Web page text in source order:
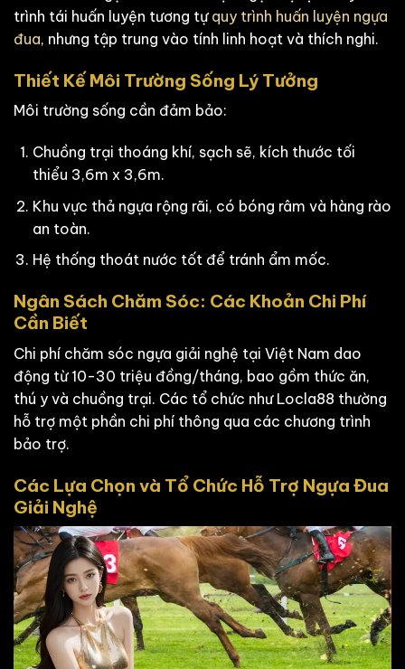
trình tái huấn luyện tương tự quy trình huấn luyện ngựa
đua, nhưng tập trung vào tính linh hoạt và thích nghi.
Thiết Kế Môi Trường Sống Lý Tưởng
Môi trường sống cần đảm bảo:
Chuồng trại thoáng khí, sạch sẽ, kích thước tối
thiểu 3,6m x 3,6m.
Khu vực thả ngựa rộng rãi, có bóng râm và hàng rào
an toàn.
Hệ thống thoát nước tốt để tránh ẩm mốc.
Ngân Sách Chăm Sóc: Các Khoản Chi Phí
Cần Biết
Chi phí chăm sóc ngựa giải nghệ tại Việt Nam dao
động từ 10-30 triệu đồng/tháng, bao gồm thức ăn,
thú y và chuồng trại. Các tổ chức như Locla88 thường
hỗ trợ một phần chi phí thông qua các chương trình
bảo trợ.
Các Lựa Chọn và Tổ Chức Hỗ Trợ Ngựa Đua
Giải Nghệ